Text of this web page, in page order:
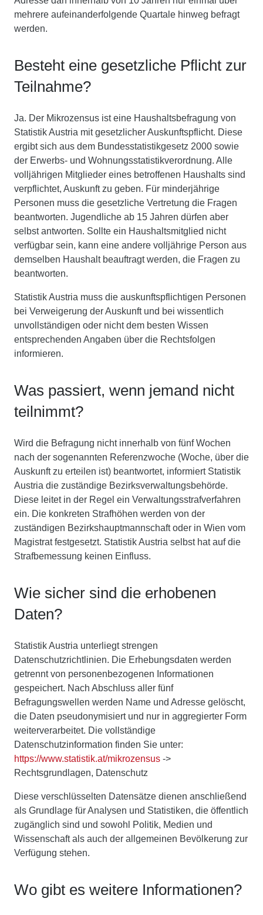
mehrere aufeinanderfolgende Quartale hinweg befragt
werden.
Besteht eine gesetzliche Pflicht zur
Teilnahme?
Ja. Der Mikrozensus ist eine Haushaltsbefragung von
Statistik Austria mit gesetzlicher Auskunftspflicht. Diese
ergibt sich aus dem Bundesstatistikgesetz 2000 sowie
der Erwerbs- und Wohnungsstatistikverordnung. Alle
volljährigen Mitglieder eines betroffenen Haushalts sind
verpflichtet, Auskunft zu geben. Für minderjährige
Personen muss die gesetzliche Vertretung die Fragen
beantworten. Jugendliche ab 15 Jahren dürfen aber
selbst antworten. Sollte ein Haushaltsmitglied nicht
verfügbar sein, kann eine andere volljährige Person aus
demselben Haushalt beauftragt werden, die Fragen zu
beantworten.
Statistik Austria muss die auskunftspflichtigen Personen
bei Verweigerung der Auskunft und bei wissentlich
unvollständigen oder nicht dem besten Wissen
entsprechenden Angaben über die Rechtsfolgen
informieren.
Was passiert, wenn jemand nicht
teilnimmt?
Wird die Befragung nicht innerhalb von fünf Wochen
nach der sogenannten Referenzwoche (Woche, über die
Auskunft zu erteilen ist) beantwortet, informiert Statistik
Austria die zuständige Bezirksverwaltungsbehörde.
Diese leitet in der Regel ein Verwaltungsstrafverfahren
ein. Die konkreten Strafhöhen werden von der
zuständigen Bezirkshauptmannschaft oder in Wien vom
Magistrat festgesetzt. Statistik Austria selbst hat auf die
Strafbemessung keinen Einfluss.
Wie sicher sind die erhobenen
Daten?
Statistik Austria unterliegt strengen
Datenschutzrichtlinien. Die Erhebungsdaten werden
getrennt von personenbezogenen Informationen
gespeichert. Nach Abschluss aller fünf
Befragungswellen werden Name und Adresse gelöscht,
die Daten pseudonymisiert und nur in aggregierter Form
weiterverarbeitet. Die vollständige
Datenschutzinformation finden Sie unter:
https://www.statistik.at/mikrozensus ->
Rechtsgrundlagen, Datenschutz
Diese verschlüsselten Datensätze dienen anschließend
als Grundlage für Analysen und Statistiken, die öffentlich
zugänglich sind und sowohl Politik, Medien und
Wissenschaft als auch der allgemeinen Bevölkerung zur
Verfügung stehen.
Wo gibt es weitere Informationen?